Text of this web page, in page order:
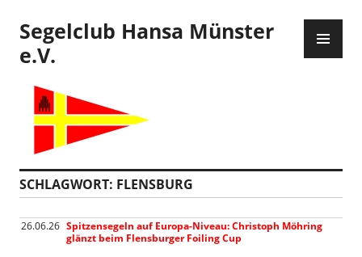
Inhalt
springen
Segelclub Hansa Münster
e.V.
SCHLAGWORT: FLENSBURG
26.06.26 Spitzensegeln auf Europa-Niveau: Christoph Möhring
glänzt beim Flensburger Foiling Cup